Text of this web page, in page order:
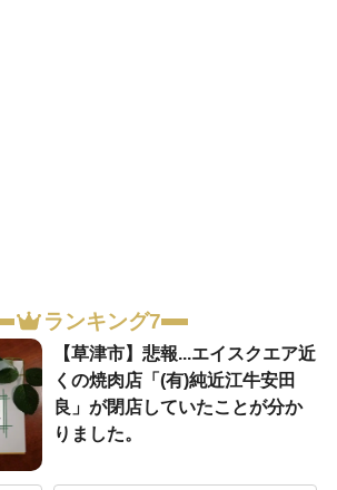
ランキング7
【草津市】悲報...エイスクエア近
くの焼肉店「(有)純近江牛安田
良」が閉店していたことが分か
りました。